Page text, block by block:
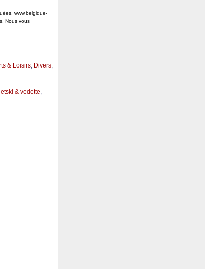
www.belgique-
Nous vous
& Loisirs, Divers,
& vedette,